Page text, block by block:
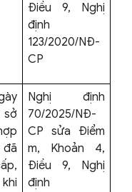
Điều 9, Nghị
định
123/2020/NĐ-
CP
Nghị định
70/2025/NĐ-
CP sửa Điểm
m, Khoản 4,
Điều 9, Nghị
định